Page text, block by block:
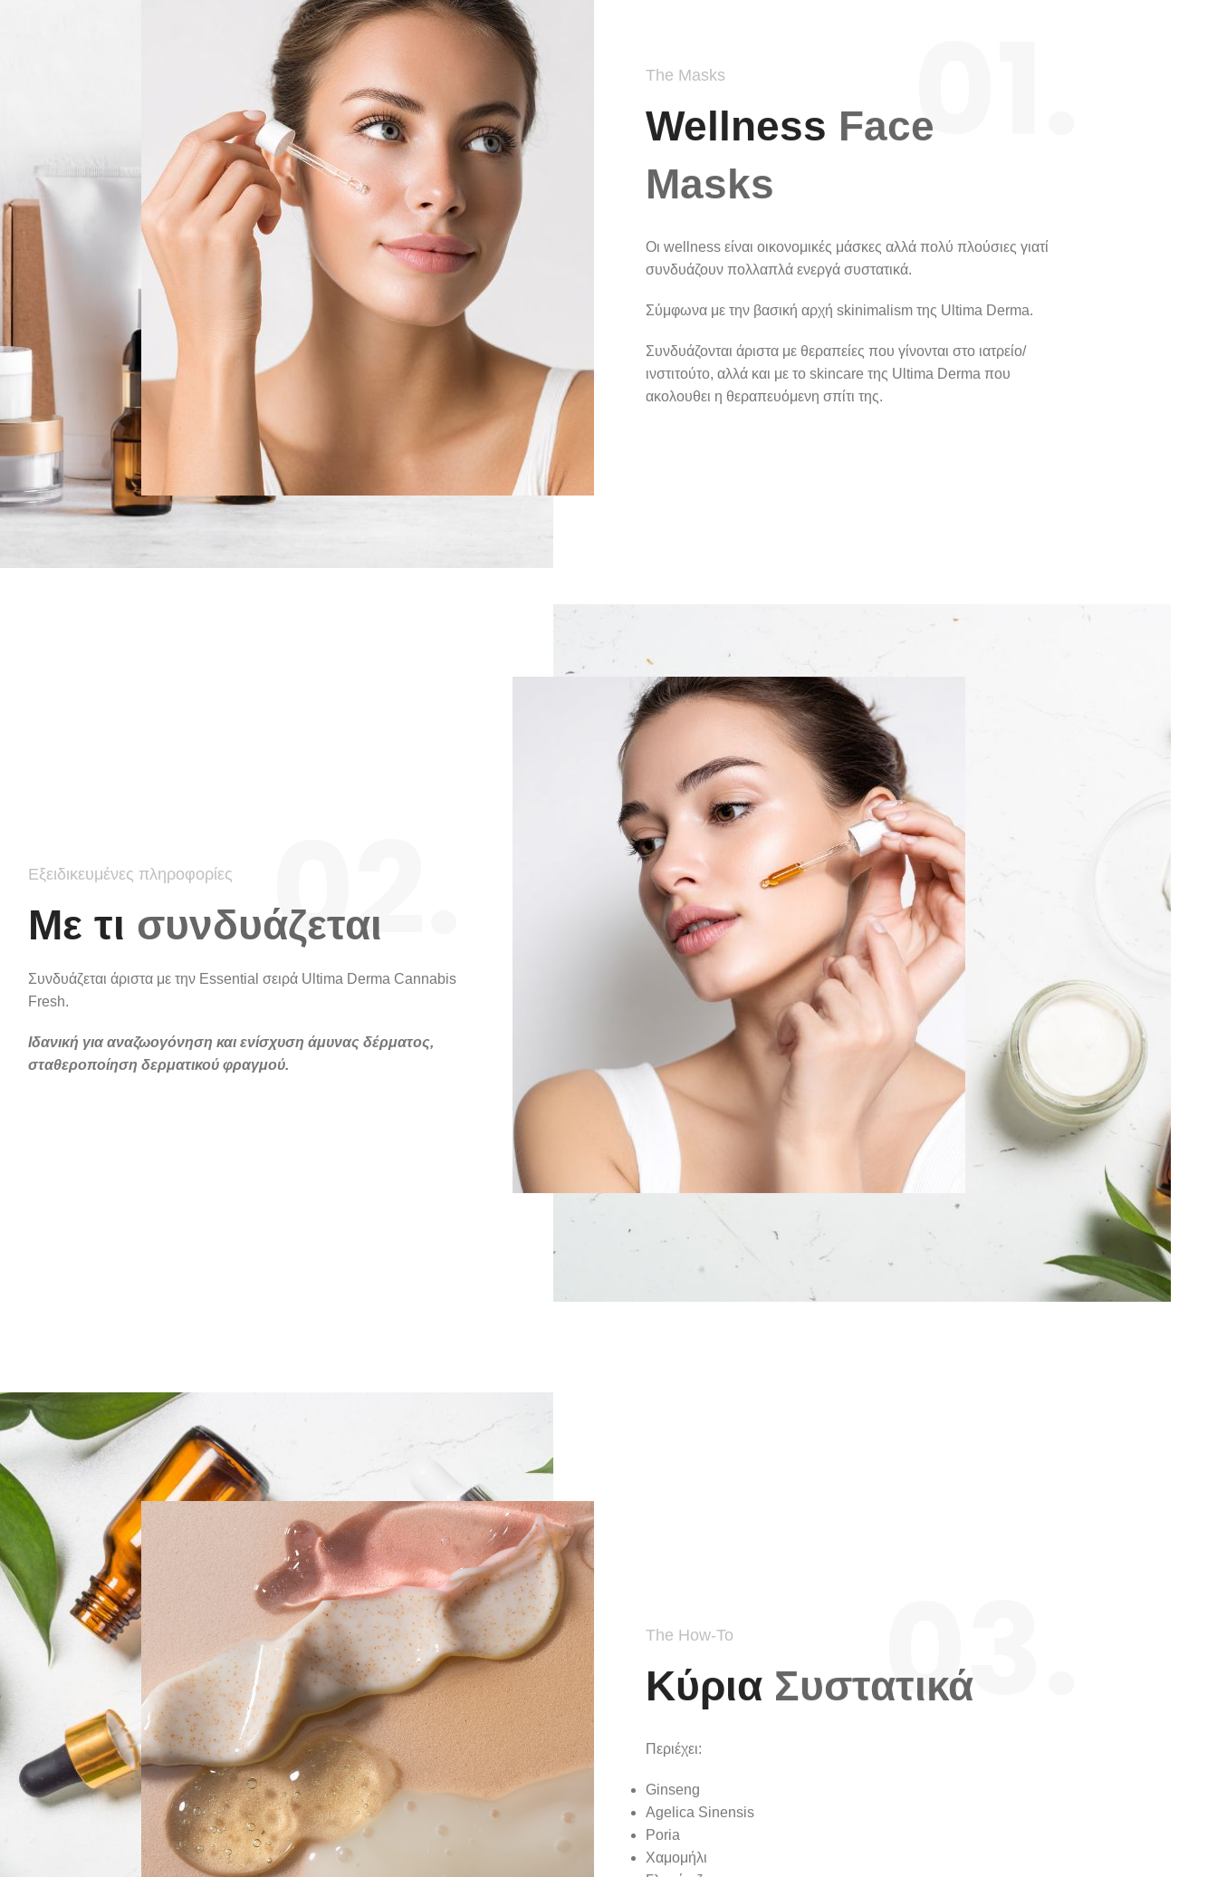
01.
The Masks
Wellness Face
Masks
Oι wellness είναι οικονομικές μάσκες αλλά πολύ πλούσιες γιατί
συνδυάζουν πολλαπλά ενεργά συστατικά.
Σύμφωνα με την βασική αρχή skinimalism της Ultima Derma.
Συνδυάζονται άριστα με θεραπείες που γίνονται στο ιατρείο/
ινστιτούτο, αλλά και με το skincare της Ultima Derma που
ακολουθει η θεραπευόμενη σπίτι της.
02.
Εξειδικευμένες πληροφορίες
Με τι συνδυάζεται
Συνδυάζεται άριστα με την Essential σειρά Ultima Derma Cannabis
Fresh.
Ιδανική για αναζωογόνηση και ενίσχυση άμυνας δέρματος,
σταθεροποίηση δερματικού φραγμού.
03.
The How-To
Κύρια Συστατικά
Περιέχει:
Ginseng
Agelica Sinensis
Poria
Χαμομήλι